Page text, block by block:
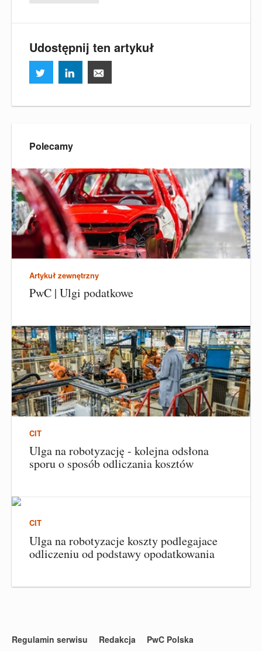
Udostępnij ten artykuł
Polecamy
Artykuł zewnętrzny
PwC | Ulgi podatkowe
CIT
Ulga na robotyzację - kolejna odsłona
sporu o sposób odliczania kosztów
CIT
Ulga na robotyzacje koszty podlegajace
odliczeniu od podstawy opodatkowania
Regulamin serwisu Redakcja
PwC Polska